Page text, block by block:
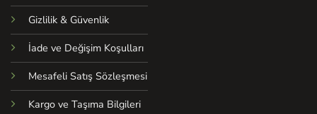
Gizlilik & Güvenlik
İade ve Değişim Koşulları
Mesafeli Satış Sözleşmesi
Kargo ve Taşıma Bilgileri